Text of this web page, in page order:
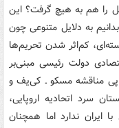
قطعنامه ۲۲۳۱ سازمان ملل را هم به هیچ گرفت؟ این
به دلایل متنوعی چون
کم‌اثر شدن تحریم‌ها
دولت رئیسی مبنی‌بر
مناقشه مسکو ـ کی‌یف و
سرد اتحادیه اروپایی،
ایران ندارد اما همچنان